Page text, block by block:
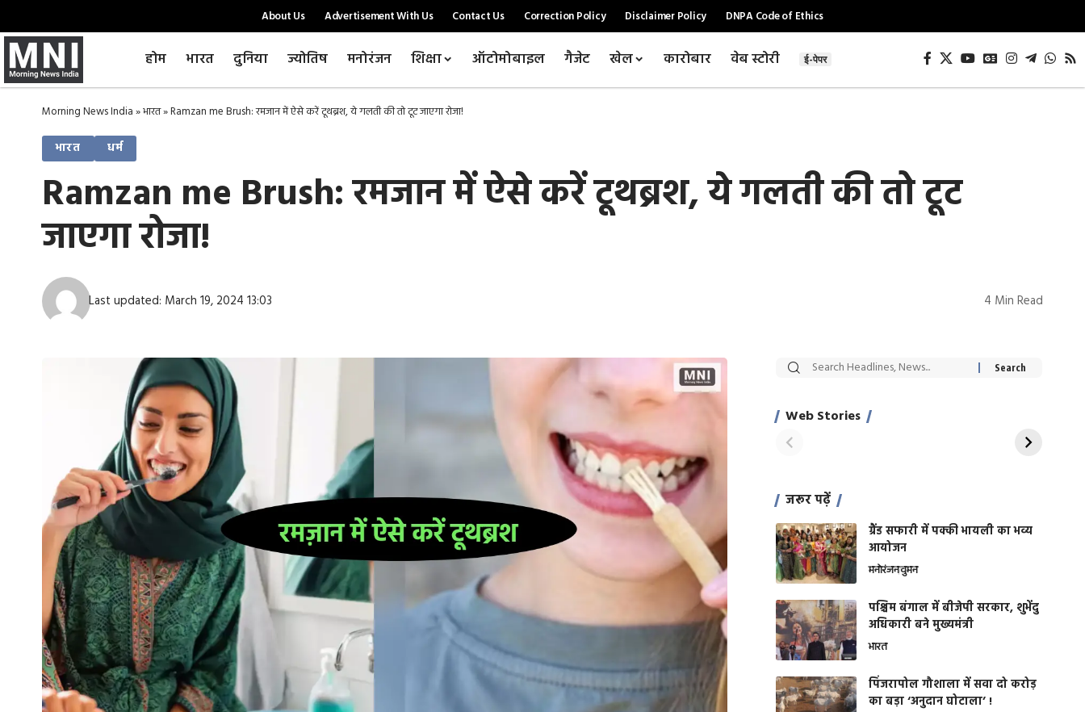
About Us Advertisement With Us Contact Us Correction Policy Disclaimer Policy DNPA Code of Ethics
होम भारत दुनिया ज्योतिष मनोरंजन शिक्षा ऑटोमोबाइल गैजेट खेल कारोबार वेब स्टोरी ई-पेपर
Morning News India»भारत»Ramzan me Brush: रमजान में ऐसे करें टूथब्रश, ये गलती की तो टूट जाएगा रोजा!
भारत धर्म
Ramzan me Brush: रमजान में ऐसे करें टूथब्रश, ये गलती की तो टूट
जाएगा रोजा!
Last updated: March 19, 2024 13:03 4 Min Read
Web Stories
सट्टेबाजी में अरेस्ट हुए
साहिल खान
रोज एक कच्चे लहसुन
जरूर पढ़ें
ग्रैंड सफारी में पक्की भायली का भव्य
आयोजन
मनोरंजनवुमन
पश्चिम बंगाल में बीजेपी सरकार, शुभेंदु
अधिकारी बने मुख्यमंत्री
भारत
​पिंजरापोल गौशाला में सवा दो करोड़
का बड़ा ‘अनुदान घोटाला’ !